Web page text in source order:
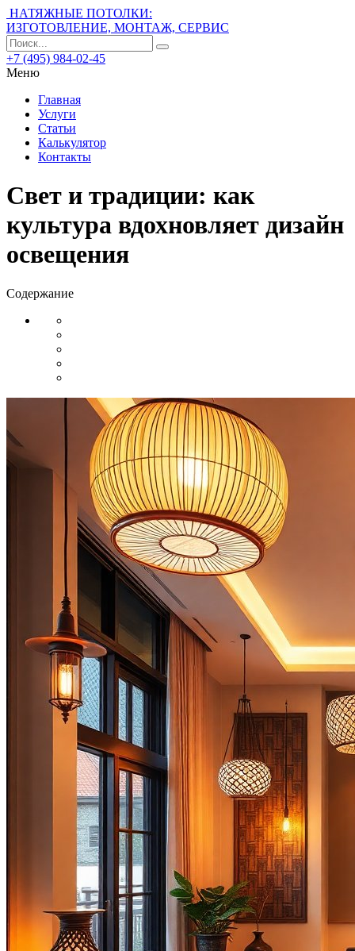
НАТЯЖНЫЕ ПОТОЛКИ:
ИЗГОТОВЛЕНИЕ, МОНТАЖ, СЕРВИС
+7 (495) 984-02-45
Меню
Главная
Услуги
Статьи
Калькулятор
Контакты
Свет и традиции: как
культура вдохновляет дизайн
освещения
Содержание